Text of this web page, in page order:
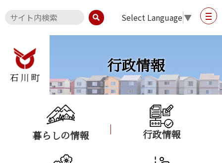
Select Language▼
行政情報
暮らしの情報 行政情報